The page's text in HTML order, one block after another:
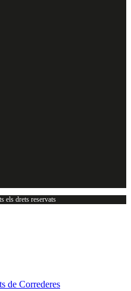
els drets reservats
de Correderes